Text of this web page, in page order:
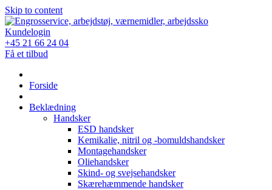
Skip to content
Kundelogin
+45 21 66 24 04
Få et tilbud
Forside
Beklædning
Handsker
ESD handsker
Kemikalie, nitril og -bomuldshandsker
Montagehandsker
Oliehandsker
Skind- og svejsehandsker
Skærehæmmende handsker